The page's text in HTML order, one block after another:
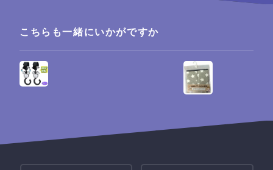
こちらも一緒にいかがですか